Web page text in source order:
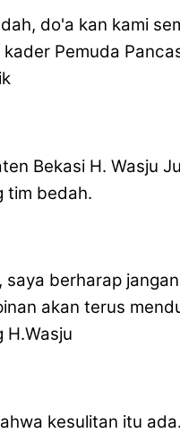
do'a kan kami
Pemuda
Bekasi H. Wasju
tim bedah.
berharap
akan terus
H.Wasju
kesulitan itu